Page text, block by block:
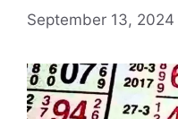
September 13, 2024